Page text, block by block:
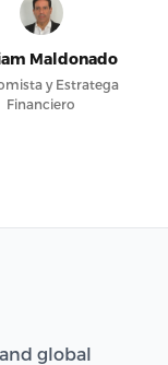
Maldonado
y Estratega
Financiero
global